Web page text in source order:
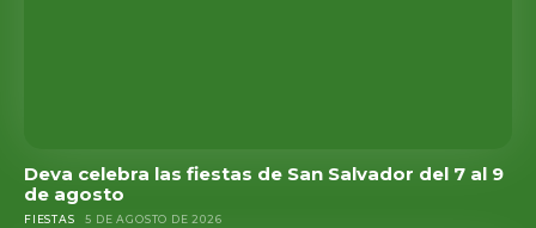
Deva celebra las fiestas de San Salvador del 7 al 9
de agosto
FIESTAS 5 DE AGOSTO DE 2026